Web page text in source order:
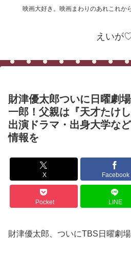
映画大好き。映画まわりのあれこれか
えいが
財津優太郎ついに日曜劇
一郎！父親は『天才たけ
出演ドラマ・出身大学な
情報を
X Facebook
Pocket LINE
財津優太郎、ついにTBS日曜劇